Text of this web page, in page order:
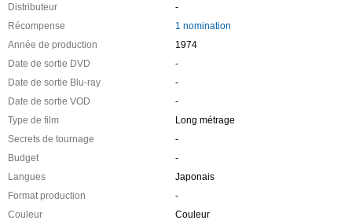
Distributeur
-
Récompense
1 nomination
Année de production
1974
Date de sortie DVD
-
Date de sortie Blu-ray
-
Date de sortie VOD
-
Type de film
Long métrage
Secrets de tournage
-
Budget
-
Langues
Japonais
Format production
-
Couleur
Couleur